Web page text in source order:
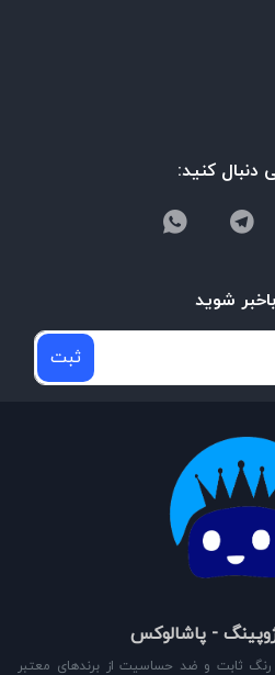
دنبال کنید:
شوید
ثبت
- پاشالوکس
رنگ ثابت و ضد حساسیت از برندهای معتبر